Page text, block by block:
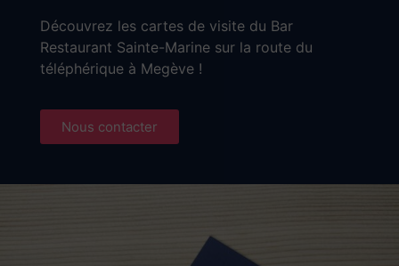
Découvrez les cartes de visite du Bar
Restaurant Sainte-Marine sur la route du
téléphérique à Megève !
Nous contacter